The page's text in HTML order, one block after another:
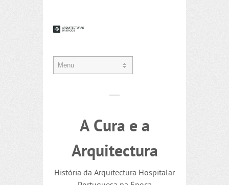
A Cura e a
Arquitectura
História da Arquitectura Hospitalar